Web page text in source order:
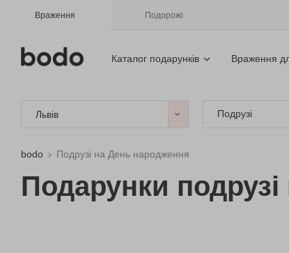
Враження Подорожі
Каталог подарунків Враження
Львів Подрузі
bodo Подрузі на День народження
Подарунки